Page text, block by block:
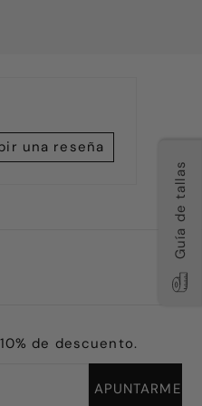
una reseña
de descuento.
Guía de tallas